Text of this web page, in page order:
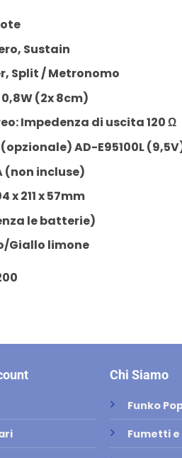
Sustain
Split / Metronomo
(2x 8cm)
Impedenza di uscita 120 Ω
AD-E95100L
(non incluse)
x 211 x 57mm
le batterie)
Giallo limone
Chi Siamo
Funko
Fumetti e